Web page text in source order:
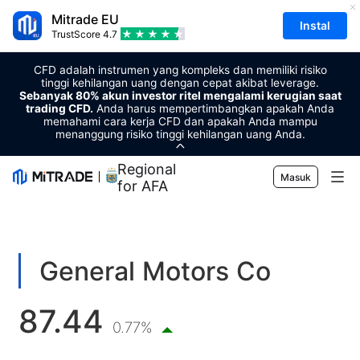
Mitrade EU
TrustScore 4.7
Instal
CFD adalah instrumen yang kompleks dan memiliki risiko
tinggi kehilangan uang dengan cepat akibat leverage.
Sebanyak 80% akun investor ritel mengalami kerugian saat
trading CFD. Anda harus mempertimbangkan apakah Anda
memahami cara kerja CFD dan apakah Anda mampu
menanggung risiko tinggi kehilangan uang Anda.
Regional Sponsor
for AFA
Masuk
Forex
Komoditas
Mata uang kripto
Trading
Platform Perdagangan
Manajemen Risiko
Alat Pasar
Kalender Ekonomi
Edukasi
General Motors Co
87.44 0.77%